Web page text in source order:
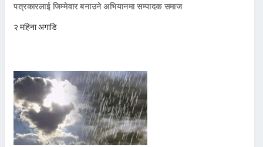
पत्रकारलाई जिम्मेवार बनाउने अभियानमा सम्पादक समाज
२ महिना अगाडि